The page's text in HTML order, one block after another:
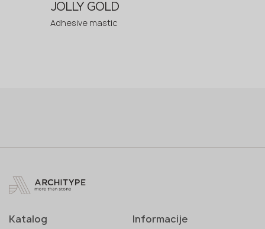
JOLLY GOLD
Adhesive mastic
Katalog Informacije